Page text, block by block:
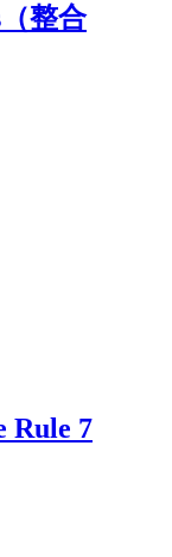
整合
Rule 7